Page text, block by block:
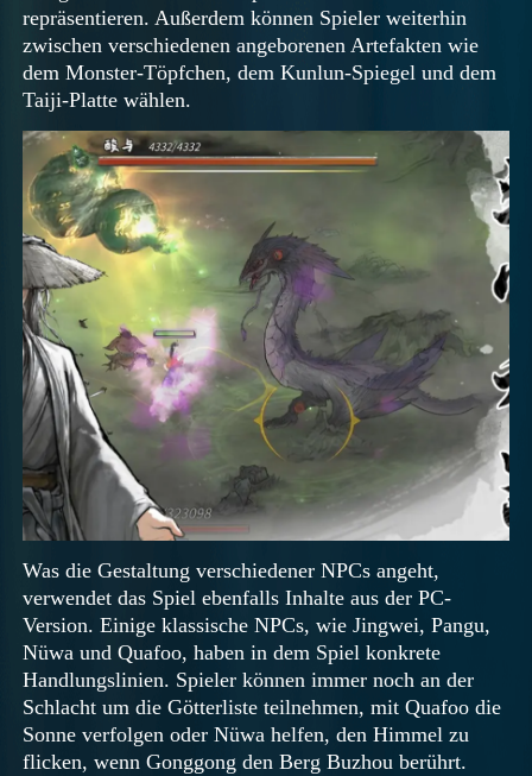
repräsentieren. Außerdem können Spieler weiterhin
zwischen verschiedenen angeborenen Artefakten wie
dem Monster-Töpfchen, dem Kunlun-Spiegel und dem
Taiji-Platte wählen.
Was die Gestaltung verschiedener NPCs angeht,
verwendet das Spiel ebenfalls Inhalte aus der PC-
Version. Einige klassische NPCs, wie Jingwei, Pangu,
Nüwa und Quafoo, haben in dem Spiel konkrete
Handlungslinien. Spieler können immer noch an der
Schlacht um die Götterliste teilnehmen, mit Quafoo die
Sonne verfolgen oder Nüwa helfen, den Himmel zu
flicken, wenn Gonggong den Berg Buzhou berührt.